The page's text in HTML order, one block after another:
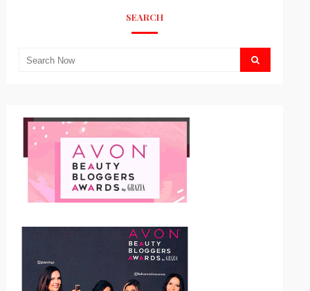
SEARCH